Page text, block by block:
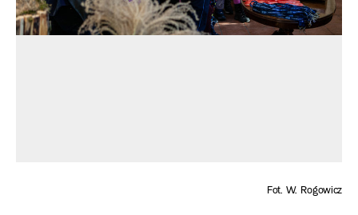
Fot. W. Rogowicz